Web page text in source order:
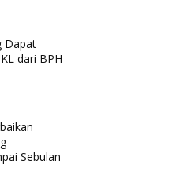
Dapat
dari BPH
Sebulan